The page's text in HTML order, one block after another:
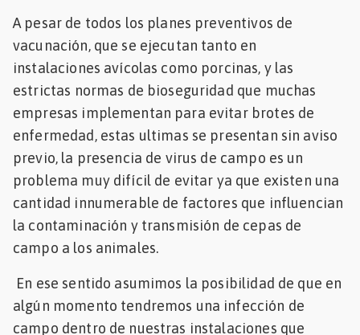
A pesar de todos los planes preventivos de
vacunación, que se ejecutan tanto en
instalaciones avícolas como porcinas, y las
estrictas normas de bioseguridad que muchas
empresas implementan para evitar brotes de
enfermedad, estas ultimas se presentan sin aviso
previo, la presencia de virus de campo es un
problema muy difícil de evitar ya que existen una
cantidad innumerable de factores que influencian
la contaminación y transmisión de cepas de
campo a los animales.
En ese sentido asumimos la posibilidad de que en
algún momento tendremos una infección de
campo dentro de nuestras instalaciones que